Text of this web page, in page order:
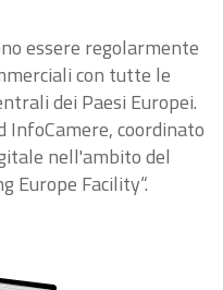
essere regolarmente
con tutte le
dei Paesi Europei.
InfoCamere, coordinato
nell'ambito del
Europe Facility“.